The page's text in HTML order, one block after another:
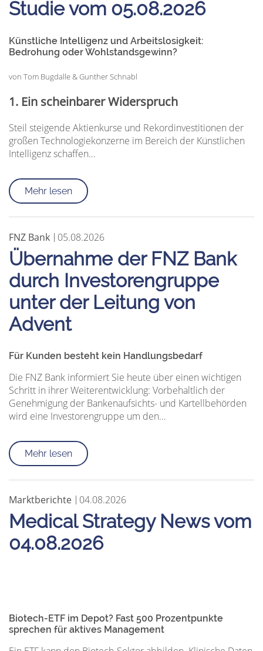
Studie vom 05.08.2026
Künstliche Intelligenz und Arbeitslosigkeit:
Bedrohung oder Wohlstandsgewinn?
von Tom Bugdalle & Gunther Schnabl
1. Ein scheinbarer Widerspruch
Steil steigende Aktienkurse und Rekordinvestitionen der
großen Technologiekonzerne im Bereich der Künstlichen
Intelligenz schaffen…
Mehr lesen
FNZ Bank 05.08.2026
Übernahme der FNZ Bank
durch Investorengruppe
unter der Leitung von
Advent
Für Kunden besteht kein Handlungsbedarf
Die FNZ Bank informiert Sie heute über einen wichtigen
Schritt in ihrer Weiterentwicklung: Vorbehaltlich der
Genehmigung der Bankenaufsichts- und Kartellbehörden
wird eine Investorengruppe um den…
Mehr lesen
Marktberichte 04.08.2026
Medical Strategy News vom
04.08.2026
Biotech-ETF im Depot? Fast 500 Prozentpunkte
sprechen für aktives Management